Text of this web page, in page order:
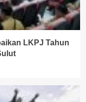
LKPJ Tahun